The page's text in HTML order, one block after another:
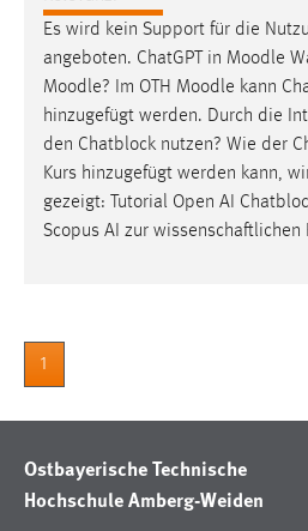
Es wird kein Support für die
angeboten. ChatGPT in Moodle
Moodle? Im OTH Moodle kann
hinzugefügt werden. Durch die
den Chatblock nutzen? Wie der
Kurs hinzugefügt werden kann,
gezeigt: Tutorial Open AI
Scopus AI zur wissenschaftlichen
1
Ostbayerische Technische
Hochschule Amberg-Weiden
staticfilecache
Zweck:
Für performante
gespeichert, ob man eingeloggt
Sprachpräferenz
Name:
Chat